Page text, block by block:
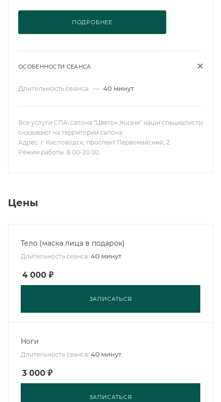
ПОДРОБНЕЕ
ОСОБЕННОСТИ СЕАНСА
Длительность сеанса — 40 минут
Все услуги СПА-салона "Цветок Жизни" наши специалисты
оказывают на территории салона.
Адрес: г. Кисловодск, проспект Первомайский, 2.
Режим работы: 8.00-20.00.
Цены
Тело (маска лица в подарок)
Длительность сеанса: 40 минут
4 000 ₽
ЗАПИСАТЬСЯ
Ноги
Длительность сеанса: 40 минут
3 000 ₽
ЗАПИСАТЬСЯ